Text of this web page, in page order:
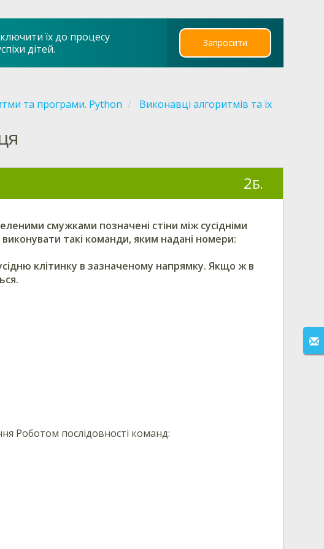
їх до процесу
дітей.
Запросити
та програми. Python
Виконавці алгоритмів та їх
2Б.
смужками позначені стіни між сусідніми
такі команди, яким надані номери:
клітинку в зазначеному напрямку. Якщо ж в
Роботом послідовності команд: